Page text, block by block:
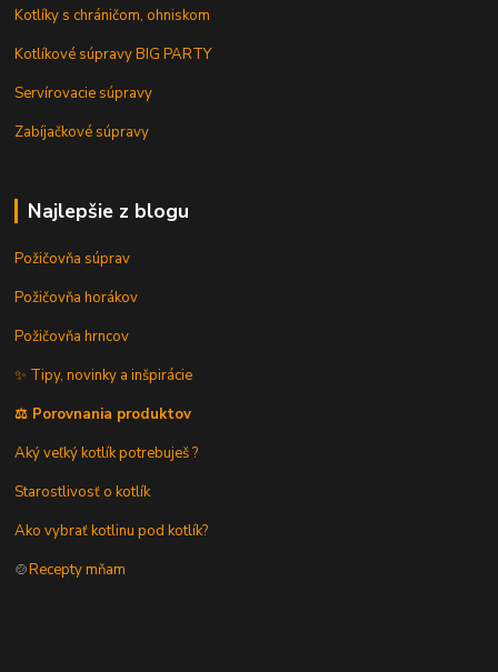
Kotlíky s chráničom, ohniskom
Kotlíkové súpravy BIG PARTY
Servírovacie súpravy
Zabíjačkové súpravy
Najlepšie z blogu
Požičovňa súprav
Požičovňa horákov
Požičovňa hrncov
✨ Tipy, novinky a inšpirácie
⚖️ Porovnania produktov
Aký veľký kotlík potrebuješ ?
Starostlivosť o kotlík
Ako vybrať kotlinu pod kotlík?
🍲Recepty mňam